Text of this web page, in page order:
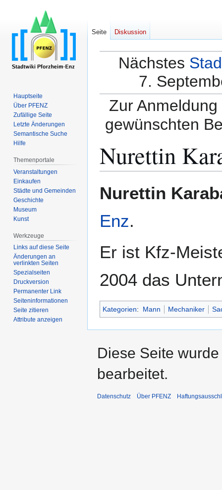
Nächstes
7.
Zur
gewünschten
Nurettin
Navigation
Suche
Nurettin
Enz.
Er ist Kfz-
2004 das
Kategorien: Mann Mechaniker
Seite Diskussion
Hauptseite
Über PFENZ
Zufällige Seite
Letzte Änderungen
Semantische Suche
Hilfe
Themenportale
Veranstaltungen
Einkaufen
Städte und Gemeinden
Geschichte
Museum
Kunst
Werkzeuge
Links auf diese Seite
Änderungen an
verlinkten Seiten
Spezialseiten
Druckversion
Permanenter Link
Seiten­­informationen
Seite zitieren
Attribute anzeigen
Diese Seite
bearbeitet.
Datenschutz Über PFENZ